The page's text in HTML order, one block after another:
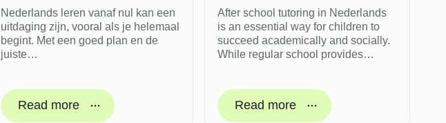
Nederlands leren vanaf nul kan een
uitdaging zijn, vooral als je helemaal
begint. Met een goed plan en de
juiste…
Read more
After school tutoring in Nederlands
is an essential way for children to
succeed academically and socially.
While regular school provides…
Read more